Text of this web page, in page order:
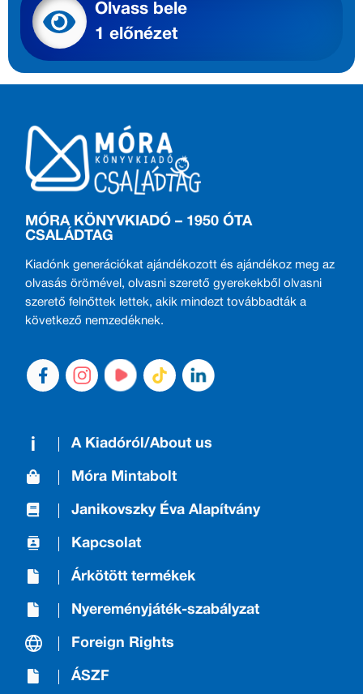
Olvass bele
1 előnézet
MÓRA KÖNYVKIADÓ – 1950 ÓTA
CSALÁDTAG
Kiadónk generációkat ajándékozott és ajándékoz meg az
olvasás örömével, olvasni szerető gyerekekből olvasni
szerető felnőttek lettek, akik mindezt továbbadták a
következő nemzedéknek.
A Kiadóról/About us
Móra Mintabolt
Janikovszky Éva Alapítvány
Kapcsolat
Árkötött termékek
Nyereményjáték-szabályzat
Foreign Rights
ÁSZF